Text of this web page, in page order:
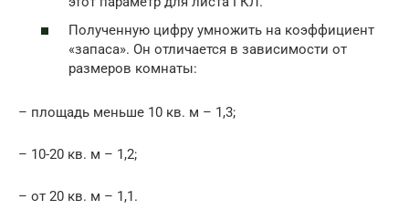
Полученную цифру умножить на коэффициент
«запаса». Он отличается в зависимости от
размеров комнаты:
– площадь меньше 10 кв. м – 1,3;
– 10-20 кв. м – 1,2;
– от 20 кв. м – 1,1.